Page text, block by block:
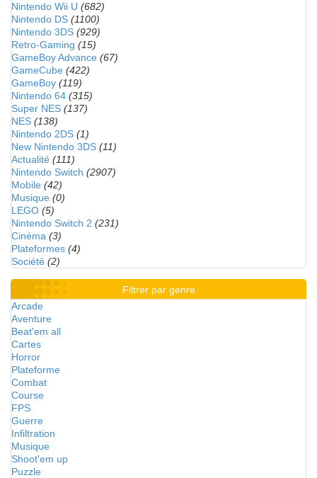
Nintendo Wii U (682)
Nintendo DS (1100)
Nintendo 3DS (929)
Retro-Gaming (15)
GameBoy Advance (67)
GameCube (422)
GameBoy (119)
Nintendo 64 (315)
Super NES (137)
NES (138)
Nintendo 2DS (1)
New Nintendo 3DS (11)
Actualité (111)
Nintendo Switch (2907)
Mobile (42)
Musique (0)
LEGO (5)
Nintendo Switch 2 (231)
Cinéma (3)
Plateformes (4)
Société (2)
Filtrer par genre
Arcade
Aventure
Beat'em all
Cartes
Horror
Plateforme
Combat
Course
FPS
Guerre
Infiltration
Musique
Shoot'em up
Puzzle